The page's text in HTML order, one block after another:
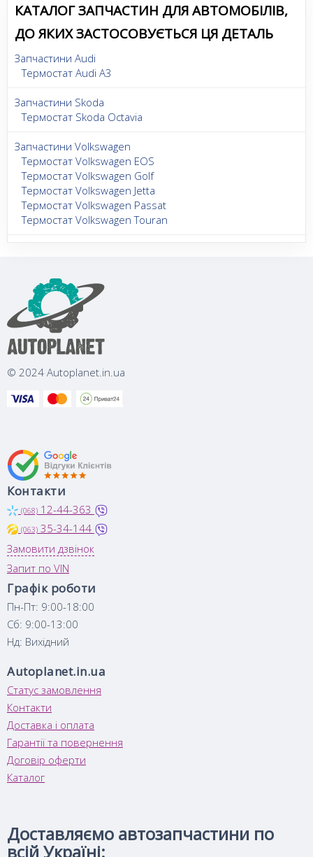
КАТАЛОГ ЗАПЧАСТИН ДЛЯ АВТОМОБІЛІВ,
ДО ЯКИХ ЗАСТОСОВУЄТЬСЯ ЦЯ ДЕТАЛЬ
Запчастини Audi
Термостат Audi A3
Запчастини Skoda
Термостат Skoda Octavia
Запчастини Volkswagen
Термостат Volkswagen EOS
Термостат Volkswagen Golf
Термостат Volkswagen Jetta
Термостат Volkswagen Passat
Термостат Volkswagen Touran
© 2024 Autoplanet.in.ua
Контакти
(068) 12-44-363
(063) 35-34-144
Замовити дзвінок
Запит по VIN
Графік роботи
Пн-Пт: 9:00-18:00
Сб: 9:00-13:00
Нд: Вихідний
Autoplanet.in.ua
Статус замовлення
Контакти
Доставка і оплата
Гарантії та повернення
Договір оферти
Каталог
Доставляємо автозапчастини по
всій Україні: